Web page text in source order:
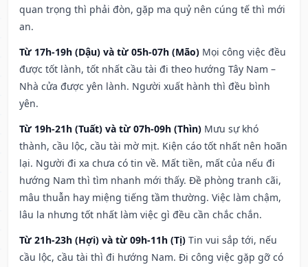
quan trọng thì phải đòn, gặp ma quỷ nên cúng tế thì mới
an.
Từ 17h-19h (Dậu) và từ 05h-07h (Mão) Mọi công việc đều
được tốt lành, tốt nhất cầu tài đi theo hướng Tây Nam –
Nhà cửa được yên lành. Người xuất hành thì đều bình
yên.
Từ 19h-21h (Tuất) và từ 07h-09h (Thìn) Mưu sự khó
thành, cầu lộc, cầu tài mờ mịt. Kiện cáo tốt nhất nên hoãn
lại. Người đi xa chưa có tin về. Mất tiền, mất của nếu đi
hướng Nam thì tìm nhanh mới thấy. Đề phòng tranh cãi,
mâu thuẫn hay miệng tiếng tầm thường. Việc làm chậm,
lâu la nhưng tốt nhất làm việc gì đều cần chắc chắn.
Từ 21h-23h (Hợi) và từ 09h-11h (Tị) Tin vui sắp tới, nếu
cầu lộc, cầu tài thì đi hướng Nam. Đi công việc gặp gỡ có